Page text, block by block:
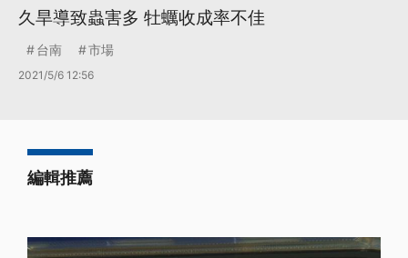
久旱導致蟲害多 牡蠣收成率不佳
台南 市場
2021/5/6 12:56
編輯推薦